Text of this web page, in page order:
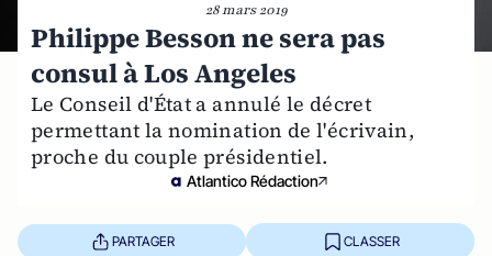
28 mars 2019
Philippe Besson ne sera pas
consul à Los Angeles
Le Conseil d'État a annulé le décret
permettant la nomination de l'écrivain,
proche du couple présidentiel.
Atlantico Rédaction
PARTAGER CLASSER